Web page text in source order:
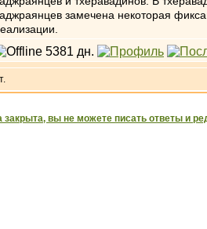
замечена некоторая